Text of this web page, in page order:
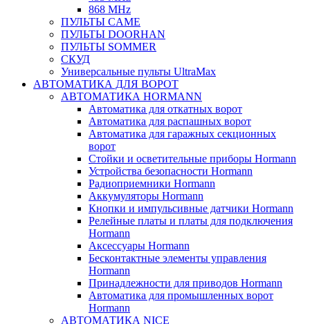
868 MHz
ПУЛЬТЫ CAME
ПУЛЬТЫ DOORHAN
ПУЛЬТЫ SOMMER
СКУД
Универсальные пульты UltraMax
АВТОМАТИКА ДЛЯ ВОРОТ
АВТОМАТИКА HORMANN
Автоматика для откатных ворот
Автоматика для распашных ворот
Автоматика для гаражных секционных
ворот
Стойки и осветительные приборы Hormann
Устройства безопасности Hormann
Радиоприемники Hormann
Аккумуляторы Hormann
Кнопки и импульсивные датчики Hormann
Релейные платы и платы для подключения
Hormann
Аксессуары Hormann
Бесконтактные элементы управления
Hormann
Принадлежности для приводов Hormann
Автоматика для промышленных ворот
Hormann
АВТОМАТИКА NICE